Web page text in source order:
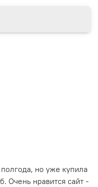
но уже купила
Очень нравится сайт -